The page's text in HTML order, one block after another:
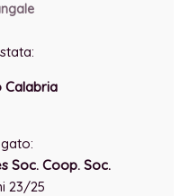
Calabria
Soc. Coop. Soc.
23/25